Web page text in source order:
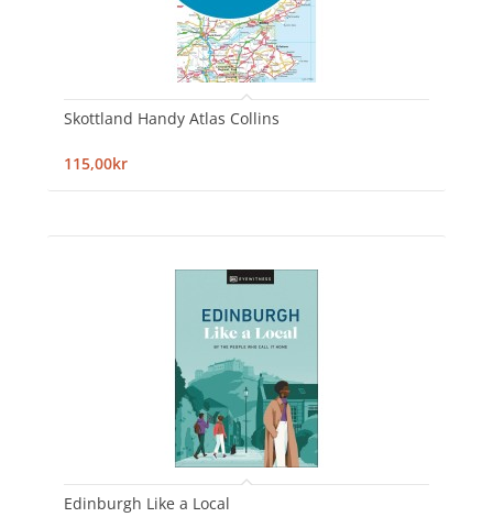
Skottland Handy Atlas Collins
115,00kr
Edinburgh Like a Local